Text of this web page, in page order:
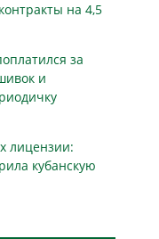
на 4,5
за
и
лицензии:
кубанскую